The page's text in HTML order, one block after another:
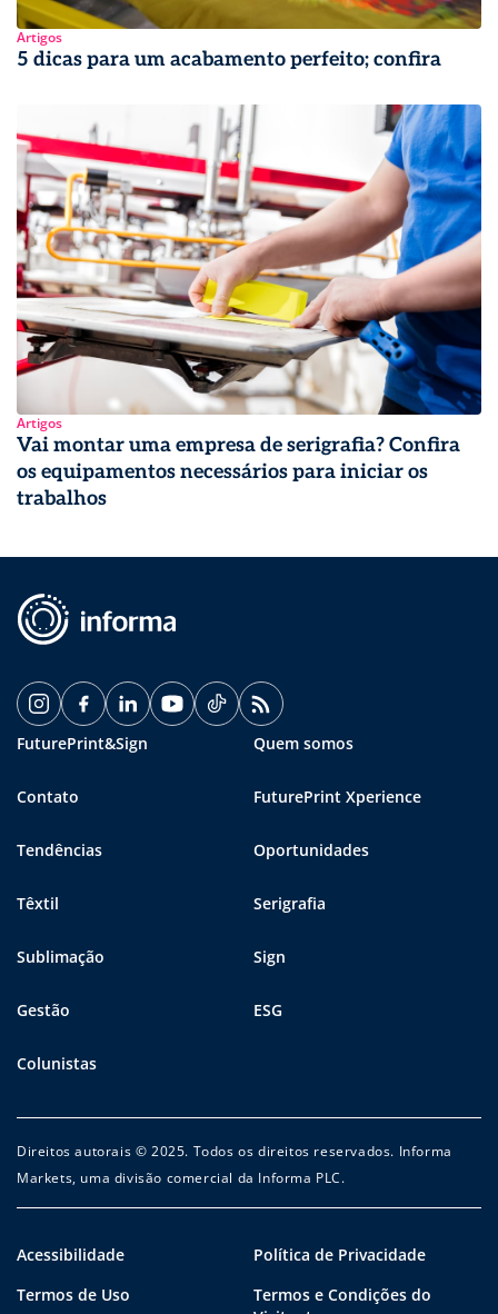
Artigos
5 dicas para um acabamento perfeito; confira
Artigos
Vai montar uma empresa de serigrafia? Confira
os equipamentos necessários para iniciar os
trabalhos
FuturePrint&Sign Quem somos
Contato FuturePrint Xperience
Tendências Oportunidades
Têxtil Serigrafia
Sublimação Sign
Gestão ESG
Colunistas
Direitos autorais © 2025. Todos os direitos reservados. Informa
Markets, uma divisão comercial da Informa PLC.
Acessibilidade
Política de Privacidade
Termos de Uso
Termos e Condições do